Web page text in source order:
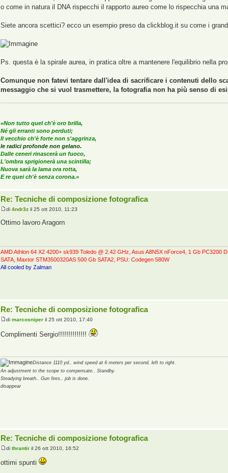
o come in natura il DNA rispecchi il rapporto aureo come lo rispecchia una
Siete ancora scettici? ecco un esempio preso da clickblog.it su come i
Ps. questa è la spirale aurea, in pratica oltre a mantenere l'equilibrio nella
Comunque non fatevi tentare dall'idea di sacrificare i contenuti dello
messaggio che si vuol trasmettere, la fotografia non ha più senso di
«Non tutto quel ch'è oro brilla,
Né gli erranti sono perduti;
Il vecchio ch'è forte non s'aggrinza,
le radici profonde non gelano.
Dalle ceneri rinascerà un fuoco,
L'ombra sprigionerà una scintilla;
Nuova sarà la lama ora rotta,
E re quei ch'è senza corona.»
Re: Tecniche di composizione fotografica
di4ndr3z il 25 ott 2010, 11:23
Ottimo lavoro Aragorn
AMD Athlon 64 X2 4200+ sk939 Toledo @ 2.42 GHz, Asus A8N5X nForce4, 1 Gb
SATA, Maxtor STM3500320AS 500 Gb SATA2, PSU: Codegen 580W
All cooled by Zalman
Re: Tecniche di composizione fotografica
dimarcosniper il 25 ott 2010, 17:40
Complimenti Sergio!!!!!!!!!!!!!!
Distance 1110 yd.. wind speed at 6 meters per second, left to right.
An adjustment to the scope to compensate.. Standby.
Steadying breath.. Gun fires.. job is done.
disappear
Re: Tecniche di composizione fotografica
dithrantir il 26 ott 2010, 16:52
ottimi spunti